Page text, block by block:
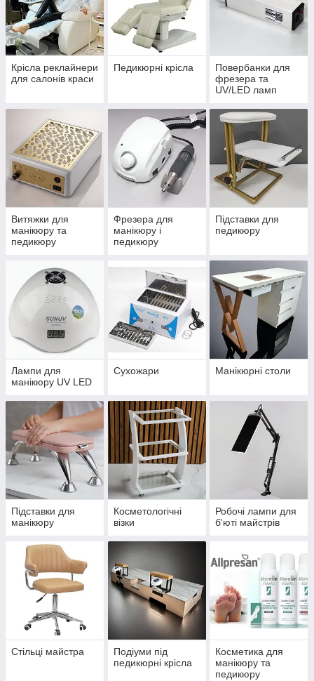
Крісла реклайнери
для салонів краси
Педикюрні крісла
Повербанки для
фрезера та
UV/LED ламп
Витяжки для
манікюру та
педикюру
Фрезера для
манікюру і
педикюру
Підставки для
педикюру
Лампи для
манікюру UV LED
Сухожари Манікюрні столи
Підставки для
манікюру
Косметологічні
візки
Робочі лампи для
б'юті майстрів
Стільці майстра
Подіуми під
педикюрні крісла
Косметика для
манікюру та
педикюру